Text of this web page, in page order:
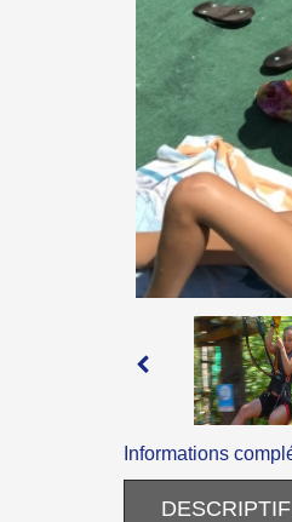
Informations